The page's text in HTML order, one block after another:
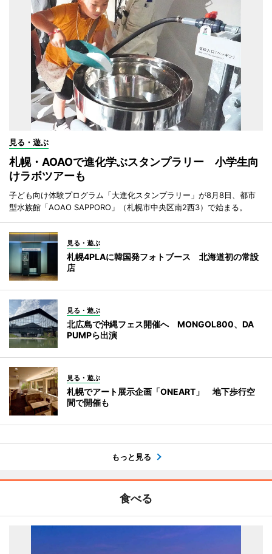
見る・遊ぶ
札幌・AOAOで進化学ぶスタンプラリー 小学生向
けラボツアーも
子ども向け体験プログラム「大進化スタンプラリー」が8月8日、都市
型水族館「AOAO SAPPORO」（札幌市中央区南2西3）で始まる。
見る・遊ぶ
札幌4PLAに韓国発フォトブース 北海道初の常設
店
見る・遊ぶ
北広島で沖縄フェス開催へ MONGOL800、DA
PUMPら出演
見る・遊ぶ
札幌でアート展示企画「ONEART」 地下歩行空
間で開催も
もっと見る
食べる